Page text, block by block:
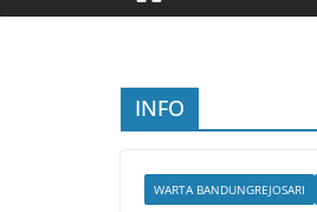
INFO
WARTA BANDUNGREJOSARI